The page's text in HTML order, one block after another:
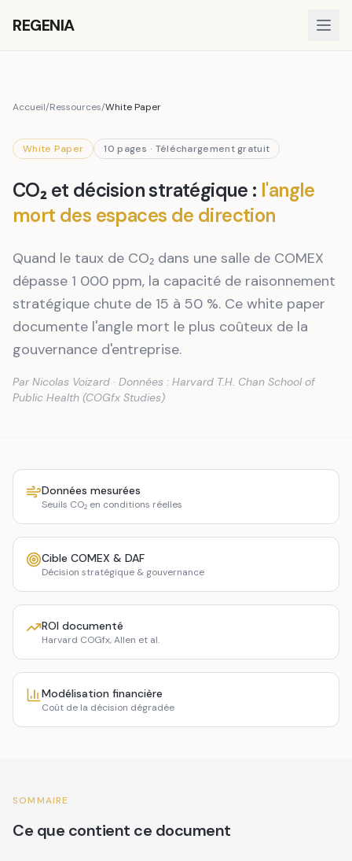
REGENIA
Accueil/Ressources/White Paper
White Paper 10 pages · Téléchargement gratuit
CO₂ et décision stratégique : l'angle
mort des espaces de direction
Quand le taux de CO₂ dans une salle de COMEX
dépasse 1 000 ppm, la capacité de raisonnement
stratégique chute de 15 à 50 %. Ce white paper
documente l'angle mort le plus coûteux de la
gouvernance d'entreprise.
Par Nicolas Voizard · Données : Harvard T.H. Chan School of
Public Health (COGfx Studies)
Données mesurées
Seuils CO₂ en conditions réelles
Cible COMEX & DAF
Décision stratégique & gouvernance
ROI documenté
Harvard COGfx, Allen et al.
Modélisation financière
Coût de la décision dégradée
SOMMAIRE
Ce que contient ce document